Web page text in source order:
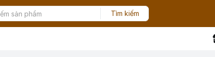
Tìm kiếm